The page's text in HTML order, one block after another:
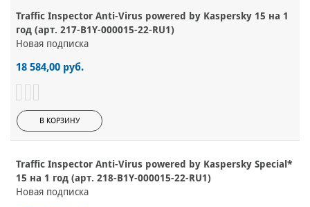
Traffic Inspector Anti-Virus powered by Kaspersky 15 на 1
год (арт. 217-B1Y-000015-22-RU1)
Новая подписка
18 584,00 руб.
В КОРЗИНУ
Traffic Inspector Anti-Virus powered by Kaspersky Special*
15 на 1 год (арт. 218-B1Y-000015-22-RU1)
Новая подписка